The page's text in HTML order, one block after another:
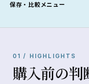
保存・比較メニュー
01 / HIGHLIGHTS
購入前の判